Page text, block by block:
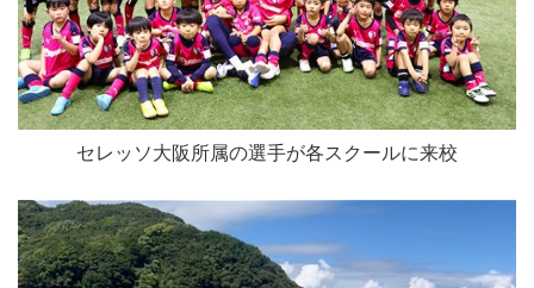
セレッソ大阪所属の選手が各スクールに来校